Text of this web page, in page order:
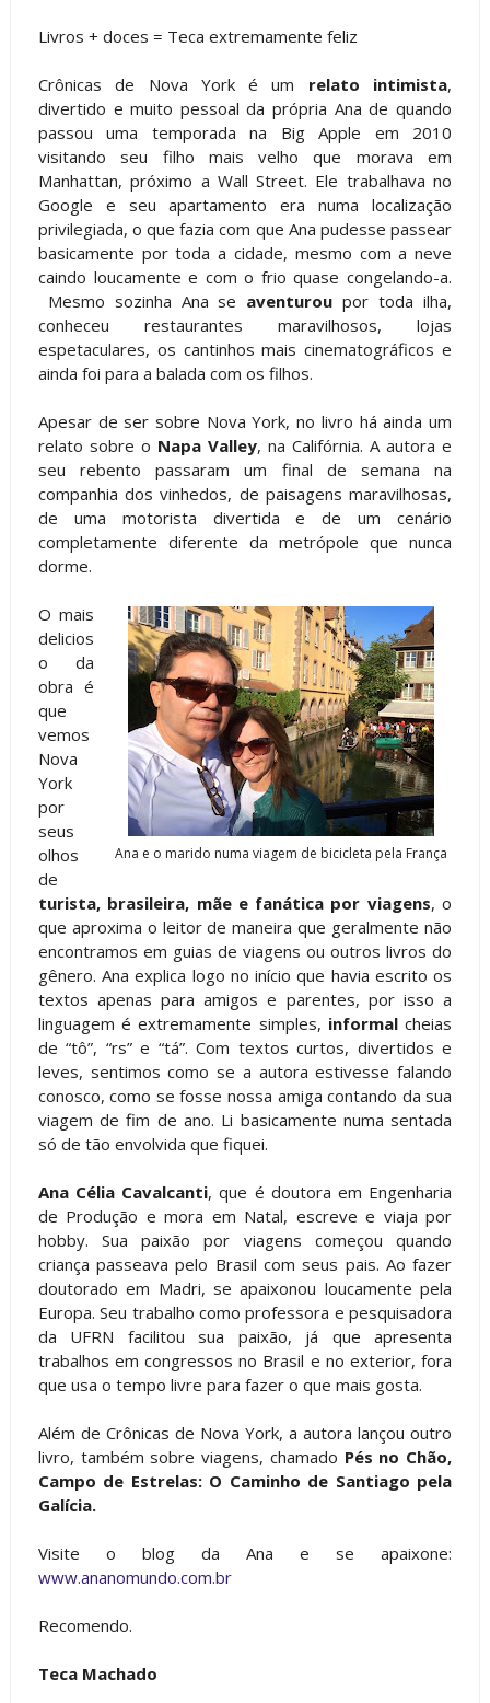
Livros + doces = Teca extremamente feliz
Crônicas de Nova York é um relato intimista,
divertido e muito pessoal da própria Ana de quando
passou uma temporada na Big Apple em 2010
visitando seu filho mais velho que morava em
Manhattan, próximo a Wall Street. Ele trabalhava no
Google e seu apartamento era numa localização
privilegiada, o que fazia com que Ana pudesse passear
basicamente por toda a cidade, mesmo com a neve
caindo loucamente e com o frio quase congelando-a.
Mesmo sozinha Ana se aventurou por toda ilha,
conheceu restaurantes maravilhosos, lojas
espetaculares, os cantinhos mais cinematográficos e
ainda foi para a balada com os filhos.
Apesar de ser sobre Nova York, no livro há ainda um
relato sobre o Napa Valley, na Califórnia. A autora e
seu rebento passaram um final de semana na
companhia dos vinhedos, de paisagens maravilhosas,
de uma motorista divertida e de um cenário
completamente diferente da metrópole que nunca
dorme.
Ana e o marido numa viagem de bicicleta pela França
O mais
delicios
o da
obra é
que
vemos
Nova
York
por
seus
olhos
de
turista, brasileira, mãe e fanática por viagens, o
que aproxima o leitor de maneira que geralmente não
encontramos em guias de viagens ou outros livros do
gênero. Ana explica logo no início que havia escrito os
textos apenas para amigos e parentes, por isso a
linguagem é extremamente simples, informalcheias
de “tô”, “rs” e “tá”. Com textos curtos, divertidos e
leves, sentimos como se a autora estivesse falando
conosco, como se fosse nossa amiga contando da sua
viagem de fim de ano. Li basicamente numa sentada
só de tão envolvida que fiquei.
Ana Célia Cavalcanti, que é doutora em Engenharia
de Produção e mora em Natal, escreve e viaja por
hobby. Sua paixão por viagens começou quando
criança passeava pelo Brasil com seus pais. Ao fazer
doutorado em Madri, se apaixonou loucamente pela
Europa. Seu trabalho como professora e pesquisadora
da UFRN facilitou sua paixão, já que apresenta
trabalhos em congressos no Brasil e no exterior, fora
que usa o tempo livre para fazer o que mais gosta.
Além de Crônicas de Nova York, a autora lançou outro
livro, também sobre viagens, chamado Pés no Chão,
Campo de Estrelas: O Caminho de Santiago pela
Galícia.
Visite o blog da Ana e se apaixone:
www.ananomundo.com.br
Recomendo.
Teca Machado